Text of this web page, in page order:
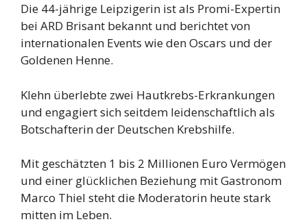
Die 44-jährige Leipzigerin ist als Promi-Expertin
bei ARD Brisant bekannt und berichtet von
internationalen Events wie den Oscars und der
Goldenen Henne.
Klehn überlebte zwei Hautkrebs-Erkrankungen
und engagiert sich seitdem leidenschaftlich als
Botschafterin der Deutschen Krebshilfe.
Mit geschätzten 1 bis 2 Millionen Euro Vermögen
und einer glücklichen Beziehung mit Gastronom
Marco Thiel steht die Moderatorin heute stark
mitten im Leben.